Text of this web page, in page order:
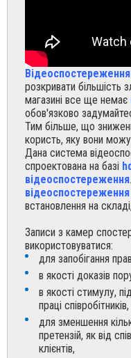
розкривати більшість
магазині все ще немає
обов'язково
Тим більше, що
користь, яку вони
Дана система
спроектована на базі
відеоспостереження
відеоспостереження
встановлення на
Записи з камер
використовуватися:
для запобігання
в якості доказів
в якості стимулу,
праці співробітників,
для зменшення
претензій, як від
клієнтів,